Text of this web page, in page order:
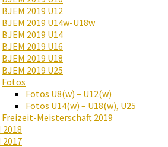
BJEM 2019 U12
BJEM 2019 U14w-U18w
BJEM 2019 U14
BJEM 2019 U16
BJEM 2019 U18
BJEM 2019 U25
Fotos
Fotos U8(w) – U12(w)
Fotos U14(w) – U18(w), U25
Freizeit-Meisterschaft 2019
2018
2017